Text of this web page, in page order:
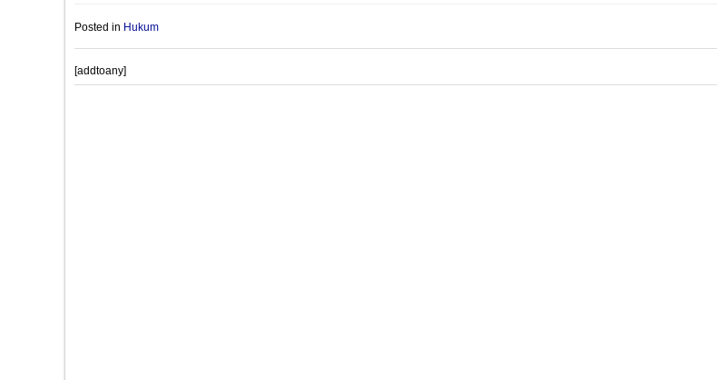
Posted in Hukum
[addtoany]